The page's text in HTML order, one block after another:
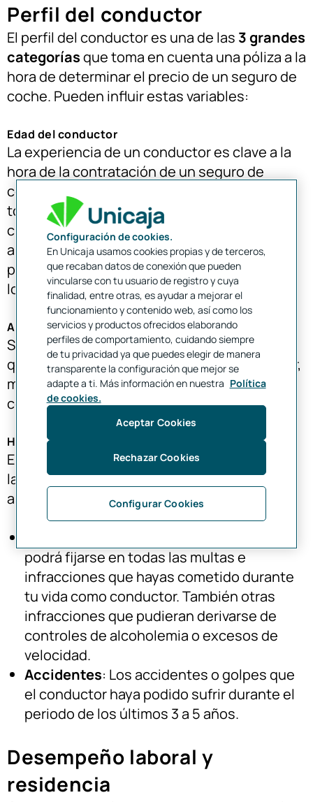
Perfil del conductor
El perfil del conductor es una de las 3 grandes
categoríasque toma en cuenta una póliza a la
hora de determinar el precio de un seguro de
coche. Pueden influir estas variables:
Edad del conductor
La experiencia de un conductor es clave a la
hora de la contratación de un seguro de
coche. Es por ello que muchas aseguradoras
tomarán en cuenta la edad del titular para
crear seguros ad hoc, con rangos de 18 a 30
años, y de 30 en adelante (siendo el límite
para la contratación de un seguro de coche
los 75 años).
Antigüedad del carné de conducir
Sigue en la línea de la edad del conductor, ya
que, a mayor tiempo con el carné de conducir,
mayor será la experiencia y pericia del
conductor.
Historial de siniestralidad
El historial del conductor es vital a la hora de
la concesión de un seguro de coche. La
aseguradora tomará en cuenta sobre todo:
podrá fijarse en todas las multas e
infracciones que hayas cometido durante
tu vida como conductor. También otras
infracciones que pudieran derivarse de
controles de alcoholemia o excesos de
velocidad.
Accidentes: Los accidentes o golpes que
el conductor haya podido sufrir durante el
periodo de los últimos 3 a 5 años.
Desempeño laboral y
residencia
Configuración de cookies.
En Unicaja usamos cookies propias y de terceros,
que recaban datos de conexión que pueden
vincularse con tu usuario de registro y cuya
finalidad, entre otras, es ayudar a mejorar el
funcionamiento y contenido web, así como los
servicios y productos ofrecidos elaborando
perfiles de comportamiento, cuidando siempre
de tu privacidad ya que puedes elegir de manera
transparente la configuración que mejor se
adapte a ti. Más información en nuestra Política
de cookies.
Configurar Cookies
Rechazar Cookies
Aceptar Cookies